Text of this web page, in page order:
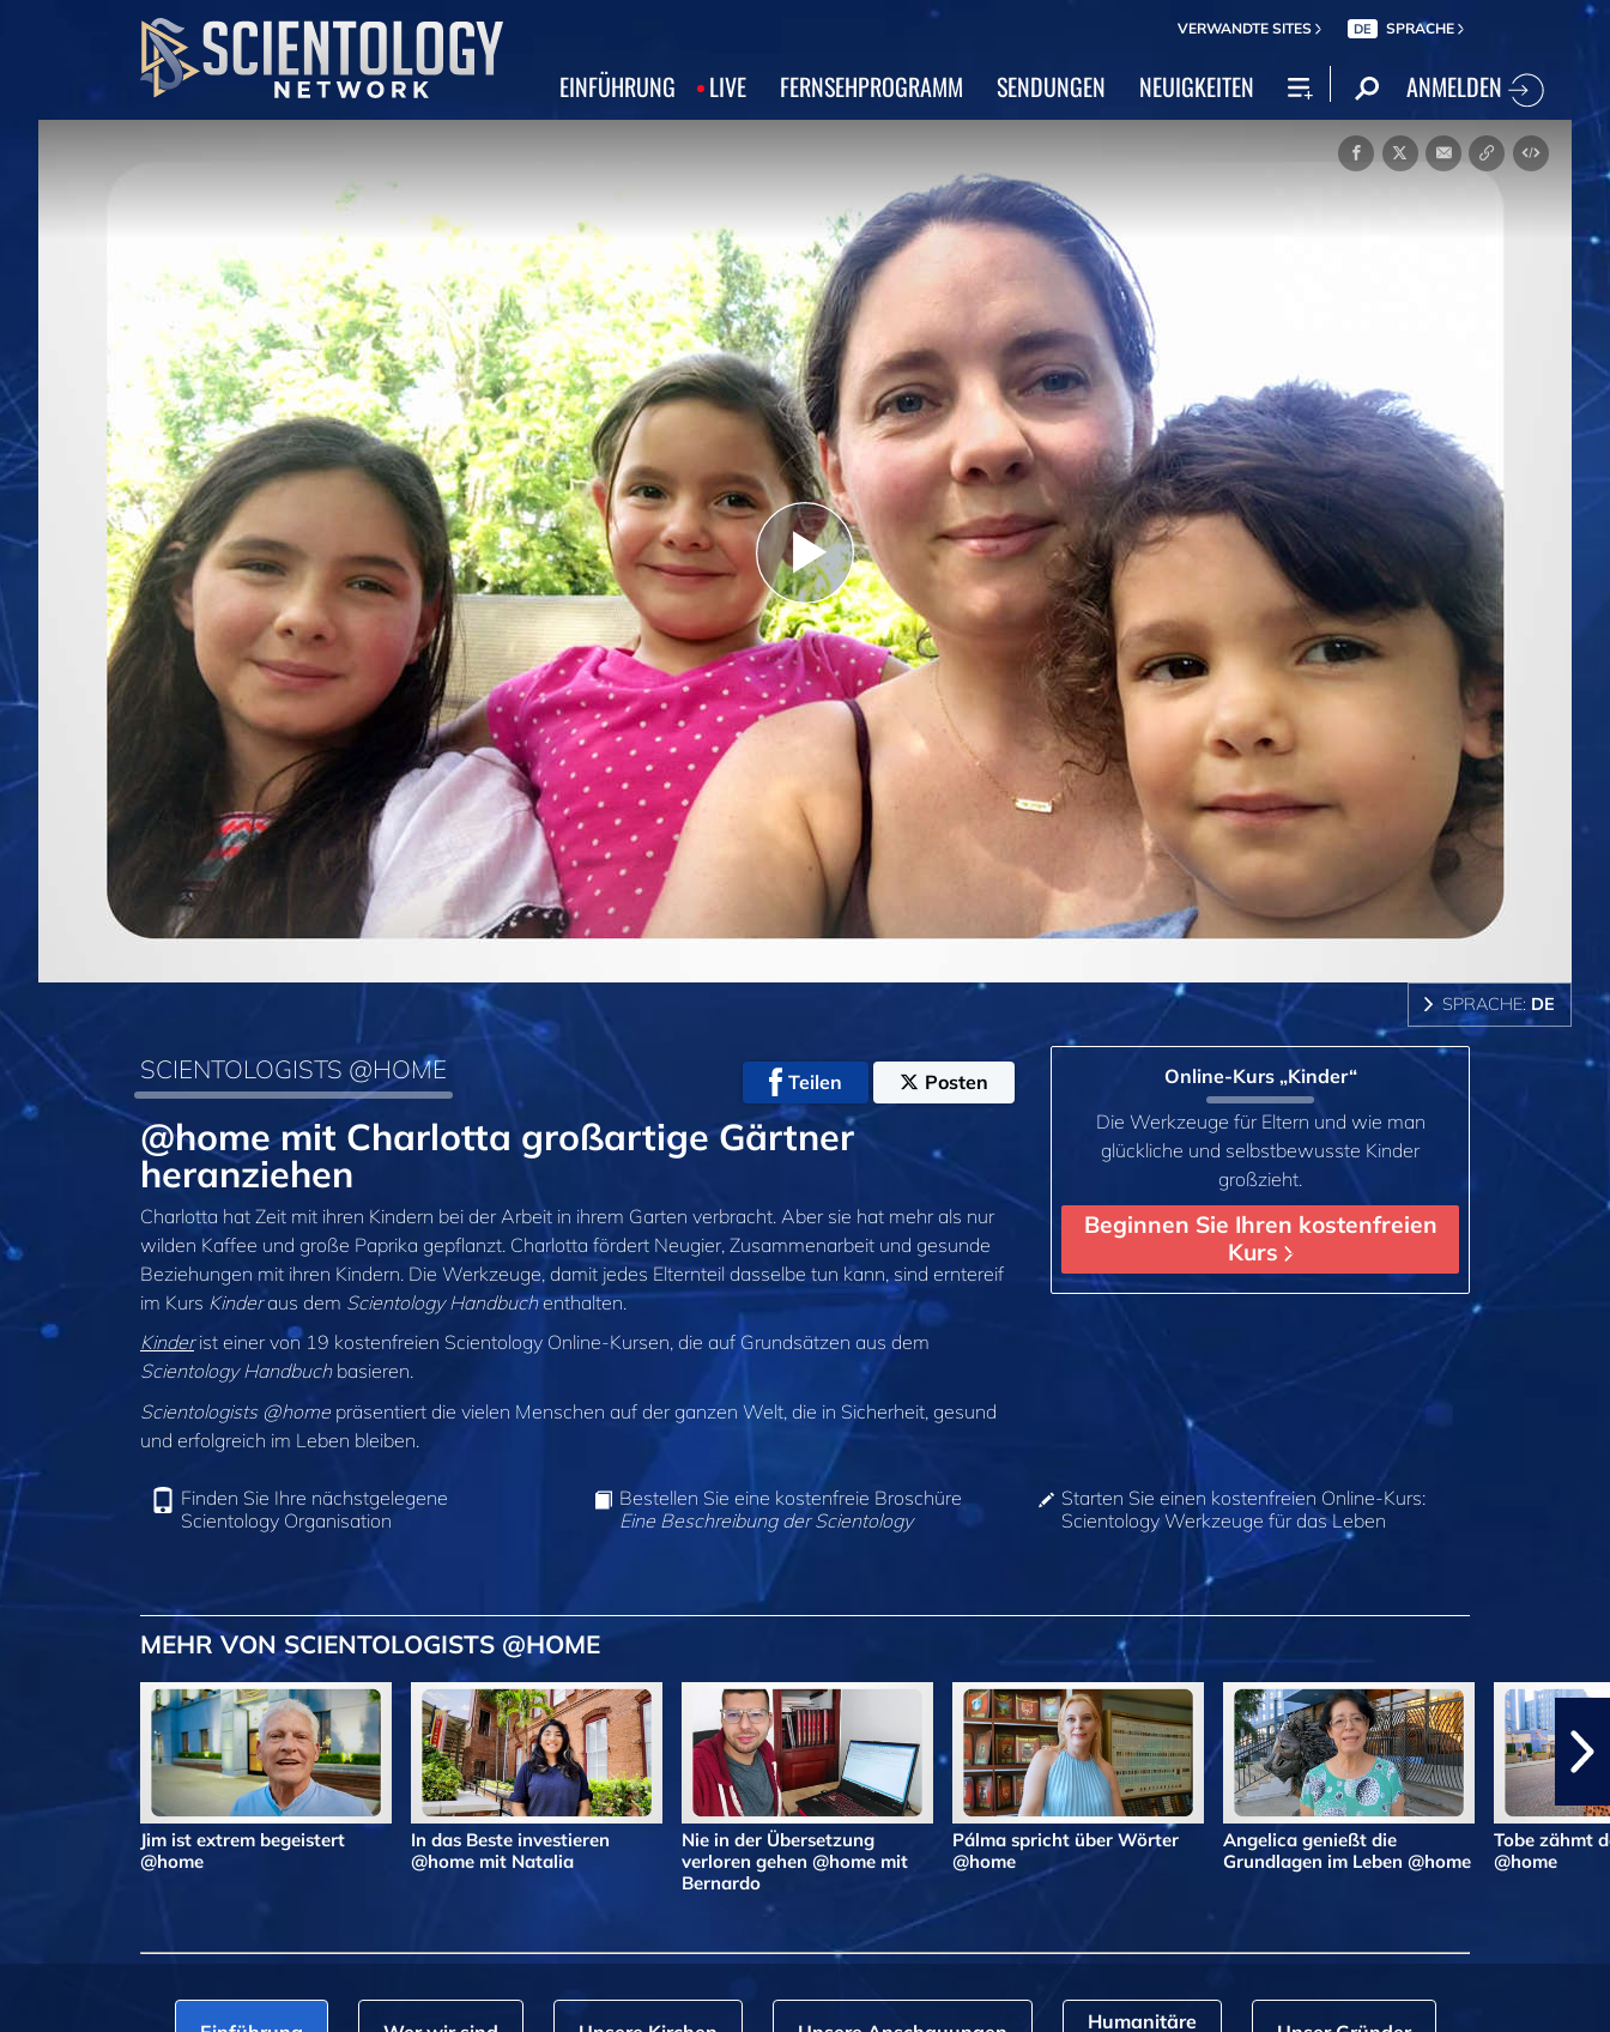
VERWANDTE SITES DE SPRACHE
EINFÜHRUNG LIVE FERNSEHPROGRAMM SENDUNGEN NEUIGKEITEN ANMELDEN
Play
Video
SPRACHE: DE
SCIENTOLOGISTS @HOME Teilen Posten
@home mit Charlotta großartige Gärtner
heranziehen
Charlotta hat Zeit mit ihren Kindern bei der Arbeit in ihrem Garten verbracht. Aber sie hat mehr als nur
wilden Kaffee und große Paprika gepflanzt. Charlotta fördert Neugier, Zusammenarbeit und gesunde
Beziehungen mit ihren Kindern. Die Werkzeuge, damit jedes Elternteil dasselbe tun kann, sind erntereif
im Kurs Kinderaus dem Scientology Handbuchenthalten.
Kinderist einer von 19 kostenfreien Scientology Online-Kursen, die auf Grundsätzen aus dem
Scientology Handbuchbasieren.
Scientologists @homepräsentiert die vielen Menschen auf der ganzen Welt, die in Sicherheit, gesund
und erfolgreich im Leben bleiben.
Online-Kurs „Kinder“
Die Werkzeuge für Eltern und wie man
glückliche und selbstbewusste Kinder
großzieht.
Beginnen Sie Ihren kostenfreien
Kurs
Finden Sie Ihre nächstgelegene
Scientology Organisation
Bestellen Sie eine kostenfreie Broschüre
Eine Beschreibung der Scientology
Starten Sie einen kostenfreien Online-Kurs:
Scientology Werkzeuge für das Leben
MEHR VON SCIENTOLOGISTS @HOME
Jim ist extrem begeistert
@home
In das Beste investieren
@home mit Natalia
Nie in der Übersetzung
verloren gehen @home mit
Bernardo
Pálma spricht über Wörter
@home
Angelica genießt die
Grundlagen im Leben @home
Tobe zähmt
@home
Humanitäre